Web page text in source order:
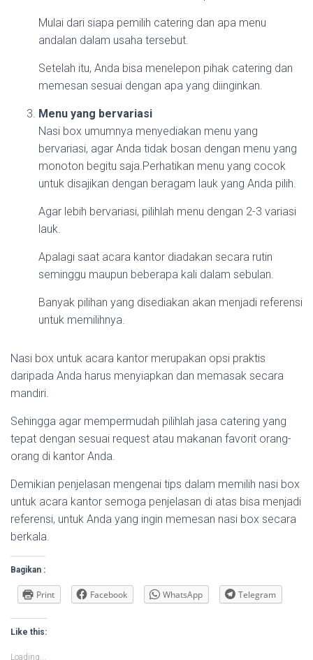
Mulai dari siapa pemilih catering dan apa menu
andalan dalam usaha tersebut.
Setelah itu, Anda bisa menelepon pihak catering dan
memesan sesuai dengan apa yang diinginkan.
Menu yang bervariasi
Nasi box umumnya menyediakan menu yang
bervariasi, agar Anda tidak bosan dengan menu yang
monoton begitu saja.Perhatikan menu yang cocok
untuk disajikan dengan beragam lauk yang Anda pilih.
Agar lebih bervariasi, pilihlah menu dengan 2-3 variasi
lauk.
Apalagi saat acara kantor diadakan secara rutin
seminggu maupun beberapa kali dalam sebulan.
Banyak pilihan yang disediakan akan menjadi referensi
untuk memilihnya.
Nasi box untuk acara kantor merupakan opsi praktis
daripada Anda harus menyiapkan dan memasak secara
mandiri.
Sehingga agar mempermudah pilihlah jasa catering yang
tepat dengan sesuai request atau makanan favorit orang-
orang di kantor Anda.
Demikian penjelasan mengenai tips dalam memilih nasi box
untuk acara kantor semoga penjelasan di atas bisa menjadi
referensi, untuk Anda yang ingin memesan nasi box secara
berkala.
Bagikan :
Print Facebook WhatsApp Telegram
Like this:
Loading...